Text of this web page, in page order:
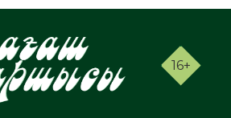
16+